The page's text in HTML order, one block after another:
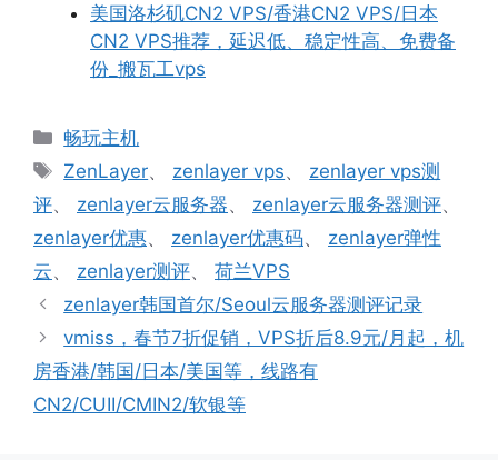
美国洛杉矶CN2 VPS/香港CN2 VPS/日本
CN2 VPS推荐，延迟低、稳定性高、免费备
份_搬瓦工vps
分
类
畅玩主机
标
ZenLayer、 zenlayer vps、 zenlayer vps测
评、 zenlayer云服务器、 zenlayer云服务器测评、
zenlayer优惠、 zenlayer优惠码、 zenlayer弹性
云、 zenlayer测评、 荷兰VPS
zenlayer韩国首尔/Seoul云服务器测评记录
vmiss，春节7折促销，VPS折后8.9元/月起，机
房香港/韩国/日本/美国等，线路有
CN2/CUII/CMIN2/软银等